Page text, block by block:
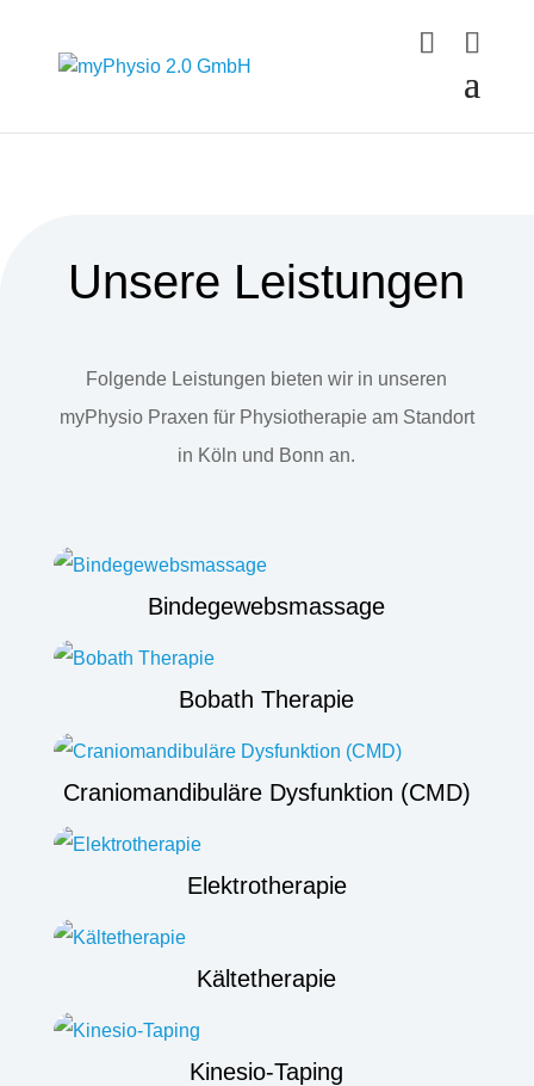
Unsere Leistungen
Folgende Leistungen bieten wir in unseren
myPhysio Praxen für Physiotherapie am Standort
in Köln und Bonn an.
Bindegewebsmassage
Bobath Therapie
Craniomandibuläre Dysfunktion (CMD)
Elektrotherapie
Kältetherapie
Kinesio-Taping